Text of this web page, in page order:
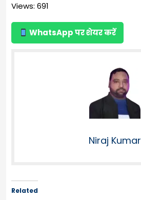
Views: 691
WhatsApp पर शेयर करें
Niraj Kumar
Related